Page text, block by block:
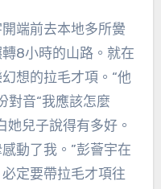
端前去本地多所黌
8小時的山路。就在
想的拉毛才項。“他
對音“我應該怎麼
她兒子說得有多好。
動了我。”彭薈宇在
定要帶拉毛才項往